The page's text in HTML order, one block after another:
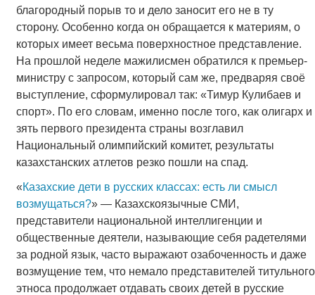
благородный порыв то и дело заносит его не в ту
сторону. Особенно когда он обращается к материям, о
которых имеет весьма поверхностное представление.
На прошлой неделе мажилисмен обратился к премьер-
министру с запросом, который сам же, предваряя своё
выступление, сформулировал так: «Тимур Кулибаев и
спорт». По его словам, именно после того, как олигарх и
зять первого президента страны возглавил
Национальный олимпийский комитет, результаты
казахстанских атлетов резко пошли на спад.
«Казахские дети в русских классах: есть ли смысл
возмущаться?» — Казахскоязычные СМИ,
представители национальной интеллигенции и
общественные деятели, называющие себя радетелями
за родной язык, часто выражают озабоченность и даже
возмущение тем, что немало представителей титульного
этноса продолжает отдавать своих детей в русские